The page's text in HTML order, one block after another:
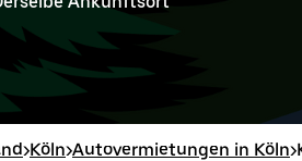
>Köln>Autovermietungen in Köln>